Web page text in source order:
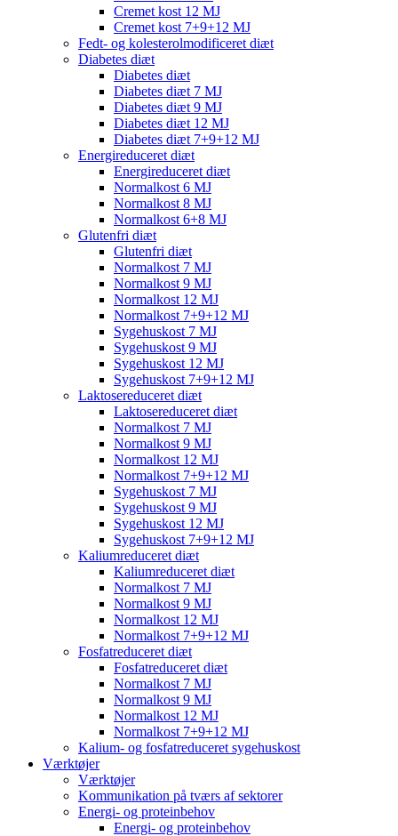
Cremet kost 12 MJ
Cremet kost 7+9+12 MJ
Fedt- og kolesterolmodificeret diæt
Diabetes diæt
Diabetes diæt
Diabetes diæt 7 MJ
Diabetes diæt 9 MJ
Diabetes diæt 12 MJ
Diabetes diæt 7+9+12 MJ
Energireduceret diæt
Energireduceret diæt
Normalkost 6 MJ
Normalkost 8 MJ
Normalkost 6+8 MJ
Glutenfri diæt
Glutenfri diæt
Normalkost 7 MJ
Normalkost 9 MJ
Normalkost 12 MJ
Normalkost 7+9+12 MJ
Sygehuskost 7 MJ
Sygehuskost 9 MJ
Sygehuskost 12 MJ
Sygehuskost 7+9+12 MJ
Laktosereduceret diæt
Laktosereduceret diæt
Normalkost 7 MJ
Normalkost 9 MJ
Normalkost 12 MJ
Normalkost 7+9+12 MJ
Sygehuskost 7 MJ
Sygehuskost 9 MJ
Sygehuskost 12 MJ
Sygehuskost 7+9+12 MJ
Kaliumreduceret diæt
Kaliumreduceret diæt
Normalkost 7 MJ
Normalkost 9 MJ
Normalkost 12 MJ
Normalkost 7+9+12 MJ
Fosfatreduceret diæt
Fosfatreduceret diæt
Normalkost 7 MJ
Normalkost 9 MJ
Normalkost 12 MJ
Normalkost 7+9+12 MJ
Kalium- og fosfatreduceret sygehuskost
Værktøjer
Værktøjer
Kommunikation på tværs af sektorer
Energi- og proteinbehov
Energi- og proteinbehov